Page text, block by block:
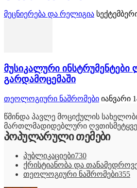
მეცნიერება და რელიგია
მუსიკალური
გარდამოცემაში
თეოლოგიური ნაშრომები იანვარი
წმინდა პავლე მოციქულის
მართლმადიდებლური
პოპულარული თემები
პუბლიკაციები730
ქრისტიანობა და
თეოლოგიური ნაშრომები355